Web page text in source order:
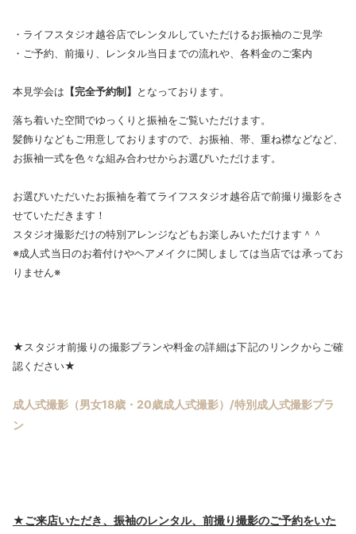
・ライフスタジオ越谷店でレンタルしていただけるお振袖のご見学
・ご予約、前撮り、レンタル当日までの流れや、各料金のご案内
本見学会は 【完全予約制】 となっております。
落ち着いた空間でゆっくりと振袖をご覧いただけます。
髪飾りなどもご用意しておりますので、お振袖、帯、重ね襟などなど、
お振袖一式を色々な組み合わせからお選びいただけます。
お選びいただいたお振袖を着てライフスタジオ越谷店で前撮り撮影をさ
せていただきます！
スタジオ撮影だけの特別アレンジなどもお楽しみいただけます＾＾
※成人式当日のお着付けやヘアメイクに関しましては当店では承ってお
りません※
★スタジオ前撮りの撮影プランや料金の詳細は下記のリンクからご確
認ください★
成人式撮影（男女18歳・20歳成人式撮影）/特別成人式撮影プラ
ン
★ご来店いただき、振袖のレンタル、前撮り撮影のご予約をいた